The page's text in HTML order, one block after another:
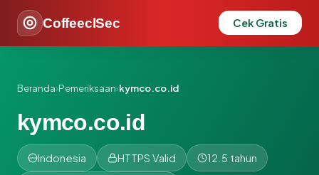
CoffeeclSec Cek Gratis
Beranda›Pemeriksaan›kymco.co.id
kymco.co.id
Indonesia HTTPS Valid 12.5 tahun